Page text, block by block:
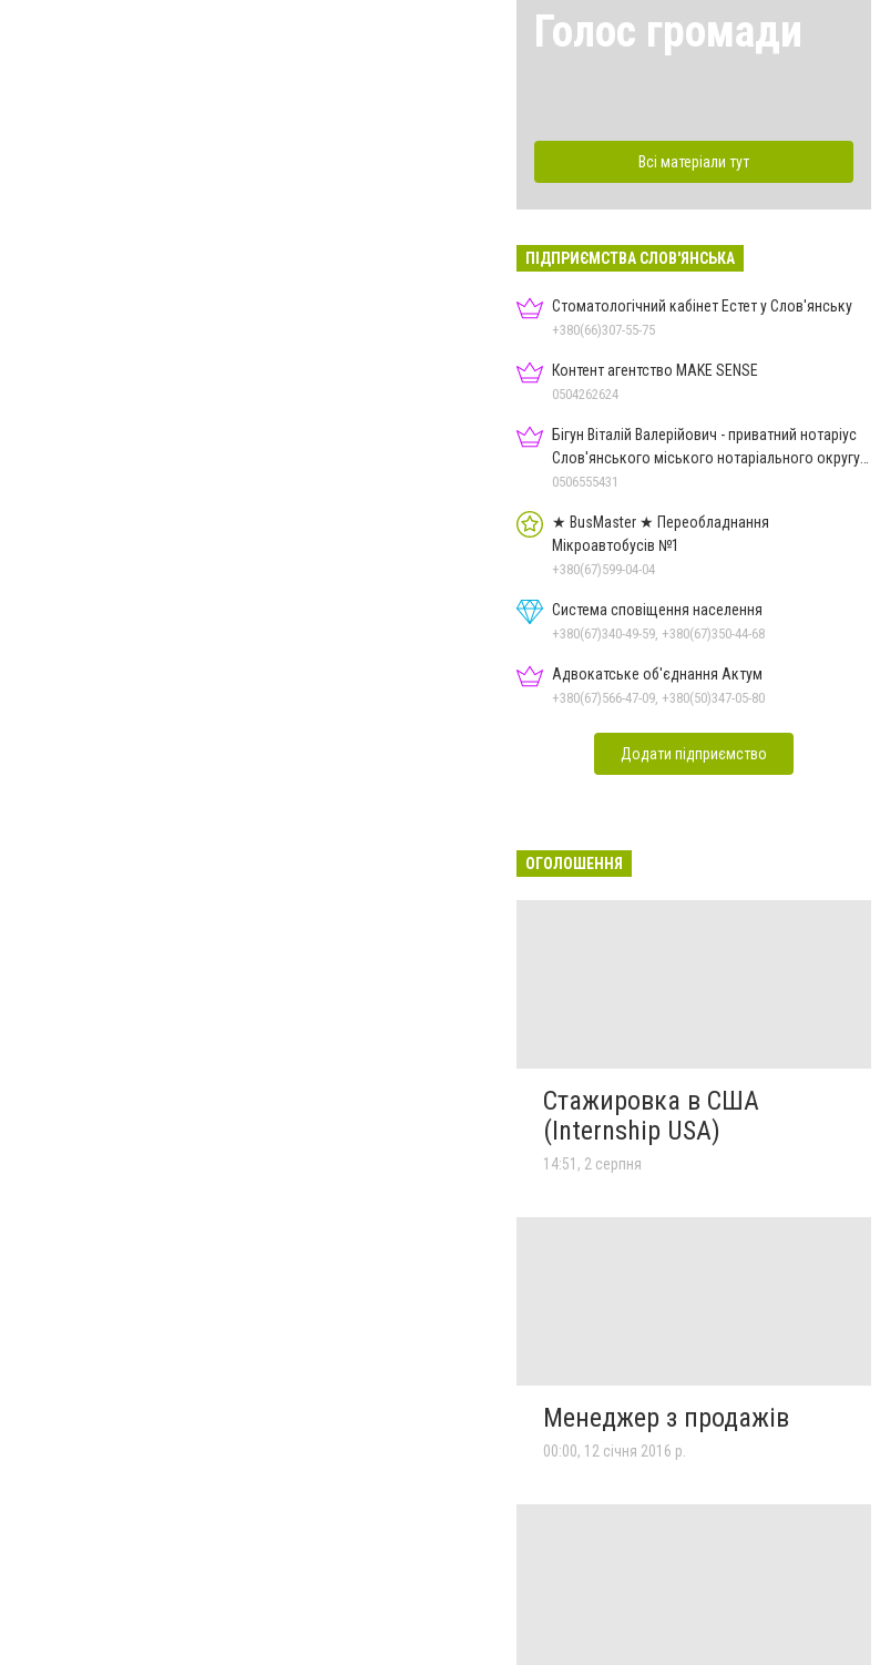
Голос громади
Всі матеріали тут
ПІДПРИЄМСТВА СЛОВ'ЯНСЬКА
Стоматологічний кабінет Естет у Слов'янську
+380(66)307-55-75
Контент агентство MAKE SENSE
0504262624
Бігун Віталій Валерійович - приватний нотаріус
Слов'янського міського нотаріального округу
Дон.обл.
0506555431
★ BusMaster ★ Переобладнання
Мікроавтобусів №1
+380(67)599-04-04
Система сповіщення населення
+380(67)340-49-59, +380(67)350-44-68
Адвокатське об'єднання Актум
+380(67)566-47-09, +380(50)347-05-80
Додати підприємство
ОГОЛОШЕННЯ
Стажировка в США
(Internship USA)
14:51, 2 серпня
Менеджер з продажів
00:00, 12 січня 2016 р.